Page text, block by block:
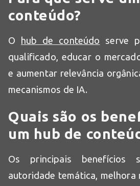
conteúdo?
O hub de conteúdo serve
qualificado, educar o
e aumentar relevância
mecanismos de IA.
Quais são os
um hub de
Os principais benefícios
autoridade temática, melhora